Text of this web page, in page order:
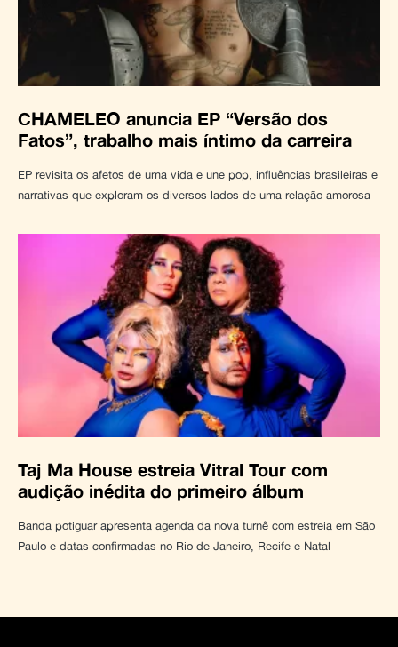
CHAMELEO anuncia EP “Versão dos
Fatos”, trabalho mais íntimo da carreira
EP revisita os afetos de uma vida e une pop, influências brasileiras e
narrativas que exploram os diversos lados de uma relação amorosa
Taj Ma House estreia Vitral Tour com
audição inédita do primeiro álbum
Banda potiguar apresenta agenda da nova turnê com estreia em São
Paulo e datas confirmadas no Rio de Janeiro, Recife e Natal